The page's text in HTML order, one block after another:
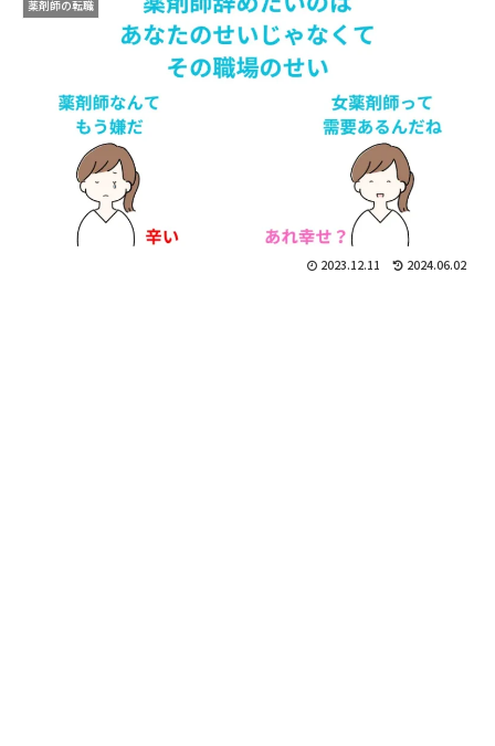
薬剤師の転職
2023.12.11 2024.06.02